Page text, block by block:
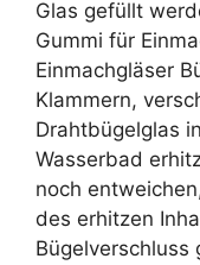
Glas gefüllt
Gummi für
Einmachgläser
Klammern,
Drahtbügelglas
Wasserbad
noch
des erhitzen